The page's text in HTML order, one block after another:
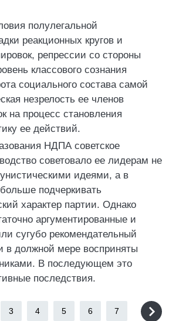
полулегальной
реакционных кругов и
репрессии со стороны
классового сознания
социального состава самой
незрелость ее членов
на процесс становления
ее действий.
НДПА советское
советовало ее лидерам не
идеями, а в
подчеркивать
характер партии. Однако
аргументированные и
сугубо рекомендательный
в должной мере восприняты
В последующем это
последствия.
3 4 5 6 7